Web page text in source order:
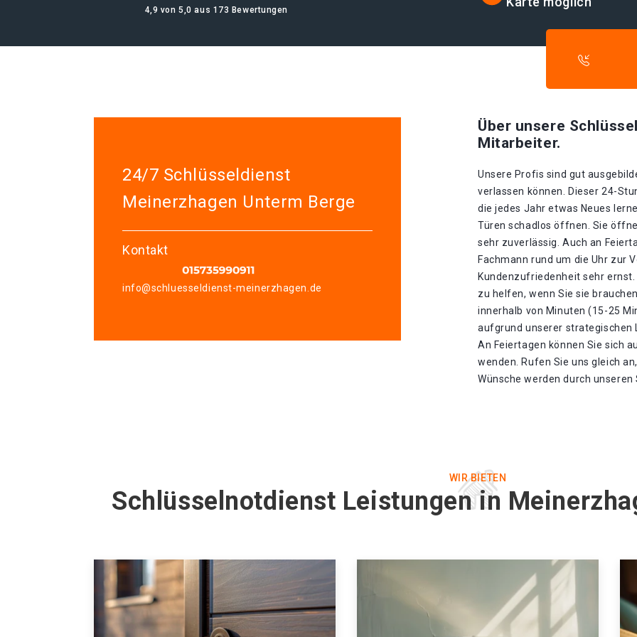
4,9 von 5,0 aus 173 Bewertungen
24/7 Schlüsseldienst
Meinerzhagen Unterm Berge
Kontakt
info@schluesseldienst-meinerzhagen.de
Über unsere
Mitarbeiter.
Unsere Profis sind gut
verlassen können. Dieser 24-
die jedes Jahr etwas Neues
Türen schadlos öffnen. Sie
sehr zuverlässig. Auch an
Fachmann rund um die Uhr zur
Kundenzufriedenheit sehr
zu helfen, wenn Sie sie
innerhalb von Minuten (15-25
aufgrund unserer strategischen
An Feiertagen können Sie sich
wenden. Rufen Sie uns gleich
Wünsche werden durch
WIR BIETEN
Schlüsselnotdienst Leistungen in